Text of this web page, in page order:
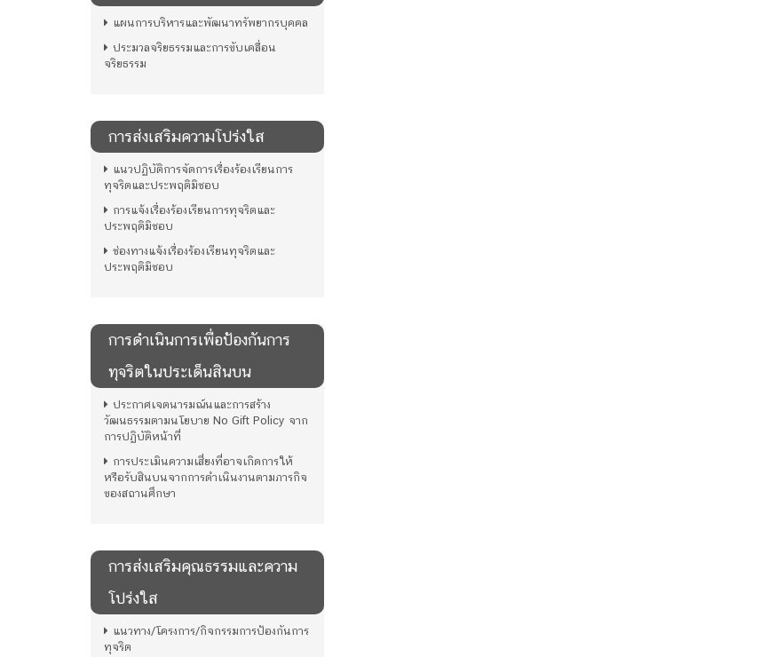
แผนการบริหารและพัฒนาทรัพยากรบุคคล
ประมวลจริยธรรมและการขับเคลื่อน
จริยธรรม
การส่งเสริมความโปร่งใส
แนวปฏิบัติการจัดการเรื่องร้องเรียนการ
ทุจริตและประพฤติมิชอบ
การแจ้งเรื่องร้องเรียนการทุจริตและ
ประพฤติมิชอบ
ช่องทางแจ้งเรื่องร้องเรียนทุจริตและ
ประพฤติมิชอบ
การดําเนินการเพื่อป้องกันการ
ทุจริตในประเด็นสินบน
ประกาศเจตนารมณ์นและการสร้าง
วัฒนธรรมตามนโยบาย No Gift Policy จาก
การปฏิบัติหน้าที่
การประเมินความเสี่ยงที่อาจเกิดการให้
หรือรับสินบนจากการดำเนินงานตามภารกิจ
ของสถานศึกษา
การส่งเสริมคุณธรรมและความ
โปร่งใส
แนวทาง/โครงการ/กิจกรรมการป้องกันการ
ทุจริต